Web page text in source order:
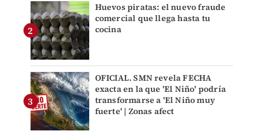
Huevos piratas: el nuevo fraude
comercial que llega hasta tu
cocina
OFICIAL. SMN revela FECHA
exacta en la que 'El Niño' podría
transformarse a 'El Niño muy
fuerte' | Zonas afect